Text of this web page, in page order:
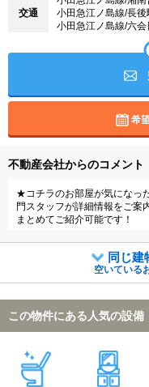
交通
小田急江ノ島線/長
小田急江ノ島線/六
希
不動産会社からのコメント
★コチラのお部屋が気になっ
門スタッフが詳細情報をご案
まとめてご紹介可能です！
同じ建
空いている
この物件にある人気の設備